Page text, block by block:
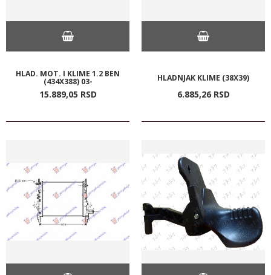
HLAD. MOT. I KLIME 1.2 BEN
(434X388) 03-
15.889,05 RSD
HLADNJAK KLIME (38X39)
6.885,26 RSD